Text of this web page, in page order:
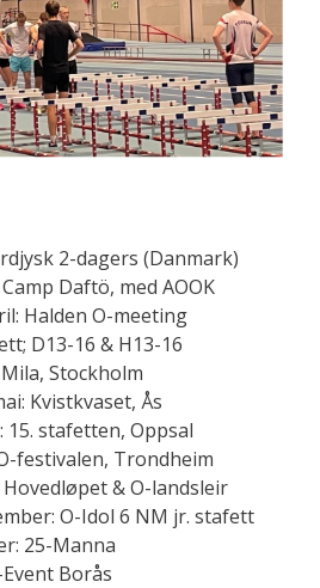
2-dagers (Danmark)
Daftö, med AOOK
Halden O-meeting
D13-16 & H13-16
Mila, Stockholm
Kvistkvaset, Ås
15. stafetten, Oppsal
festivalen, Trondheim
Hovedløpet & O-landsleir
O-Idol 6 NM jr. stafett
25-Manna
Borås